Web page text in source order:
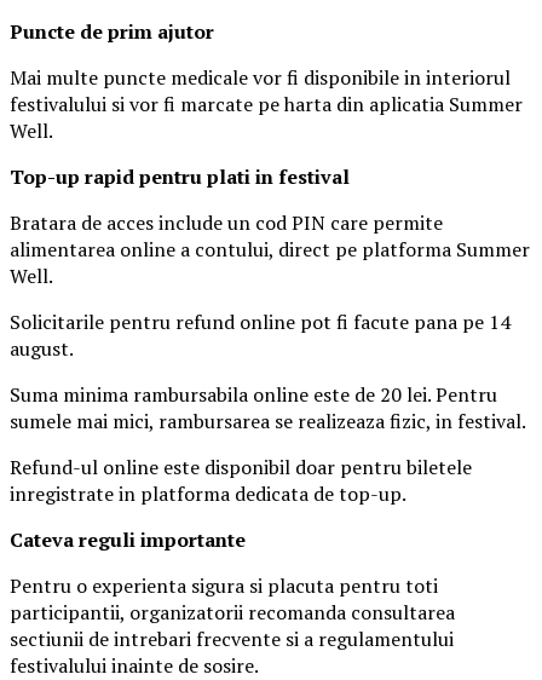
Puncte de prim ajutor
Mai multe puncte medicale vor fi disponibile in interiorul
festivalului si vor fi marcate pe harta din aplicatia Summer
Well.
Top-up rapid pentru plati in festival
Bratara de acces include un cod PIN care permite
alimentarea online a contului, direct pe platforma Summer
Well.
Solicitarile pentru refund online pot fi facute pana pe 14
august.
Suma minima rambursabila online este de 20 lei. Pentru
sumele mai mici, rambursarea se realizeaza fizic, in festival.
Refund-ul online este disponibil doar pentru biletele
inregistrate in platforma dedicata de top-up.
Cateva reguli importante
Pentru o experienta sigura si placuta pentru toti
participantii, organizatorii recomanda consultarea
sectiunii de intrebari frecvente si a regulamentului
festivalului inainte de sosire.